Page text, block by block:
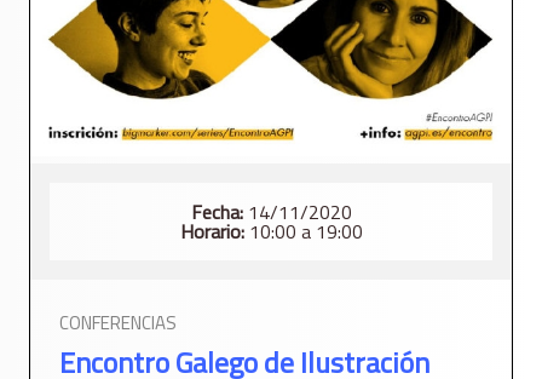
Fecha:14/11/2020
Horario:10:00 a 19:00
CONFERENCIAS
Encontro Galego de Ilustración